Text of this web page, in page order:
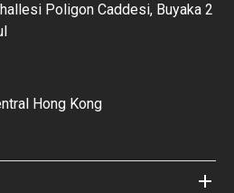
Poligon Caddesi, Buyaka 2
Hong Kong